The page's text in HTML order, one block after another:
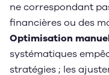
ne correspondant
financières ou des
Optimisation
systématiques
stratégies ; les